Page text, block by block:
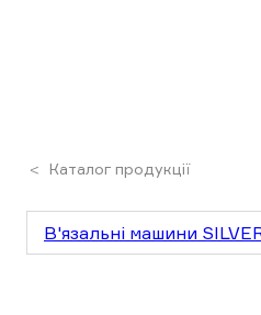
Каталог продукції
В'язальні машини